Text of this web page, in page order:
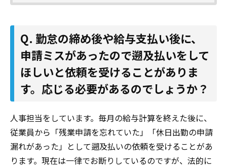
Q. 勤怠の締め後や給与支払い後に、
申請ミスがあったので遡及払いをして
ほしいと依頼を受けることがありま
す。応じる必要があるのでしょうか？
人事担当をしています。毎月の給与計算を終えた後に、
従業員から「残業申請を忘れていた」「休日出勤の申請
漏れがあった」として遡及払いの依頼を受けることがあ
ります。現在は一律でお断りしているのですが、法的に